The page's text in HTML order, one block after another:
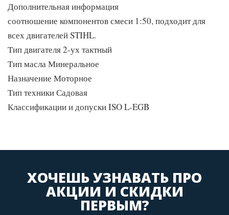
Дополнительная информация
соотношение компонентов смеси 1:50, подходит для
всех двигателей STIHL.
Тип двигателя 2-ух тактный
Тип масла Минеральное
Назначение Моторное
Тип техники Садовая
Классификации и допуски ISO L-EGB
ХОЧЕШЬ УЗНАВАТЬ ПРО
АКЦИИ И СКИДКИ
ПЕРВЫМ?